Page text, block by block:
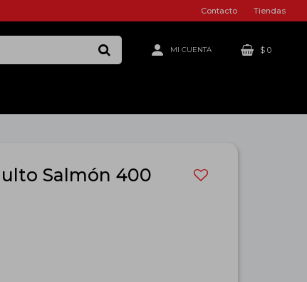
$ 0
Contacto Tiendas
Salmón 400